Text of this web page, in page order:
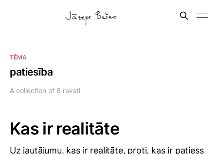
TĒMA
patiesība
A collection of 6 raksti
Kas ir realitāte
Uz jautājumu, kas ir realitāte, proti, kas ir patiess